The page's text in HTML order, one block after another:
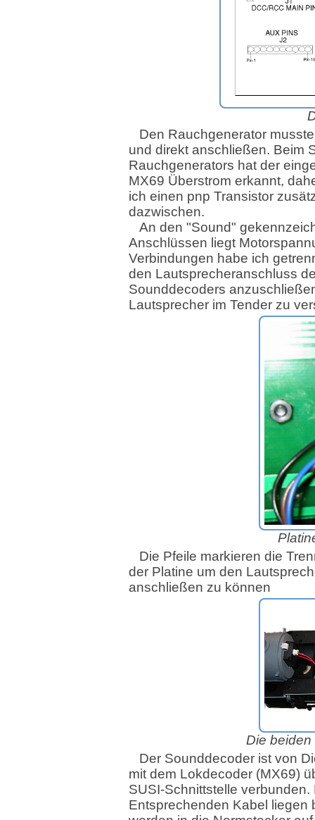
Den Rauchgenerator
und direkt anschließen. Beim
Rauchgenerators hat der
MX69 Überstrom erkannt,
ich einen pnp Transistor
dazwischen.
An den "Sound"
Anschlüssen liegt
Verbindungen habe ich
den Lautsprecheranschluss
Sounddecoders
Lautsprecher im Tender zu
Die Pfeile markieren die
der Platine um den
anschließen zu können
Die
Der Sounddecoder ist von
mit dem Lokdecoder (MX69)
SUSI-Schnittstelle verbunden.
Entsprechenden Kabel liegen